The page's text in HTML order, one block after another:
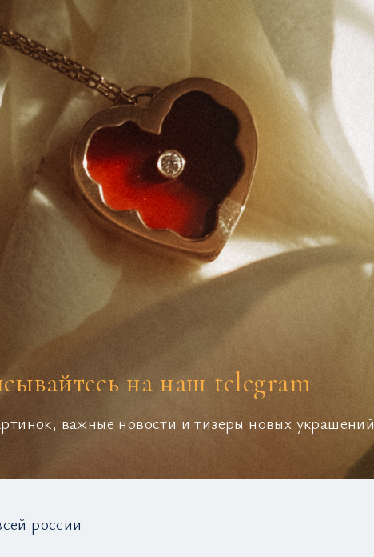
на наш telegram
важные новости и тизеры новых украшений
россии